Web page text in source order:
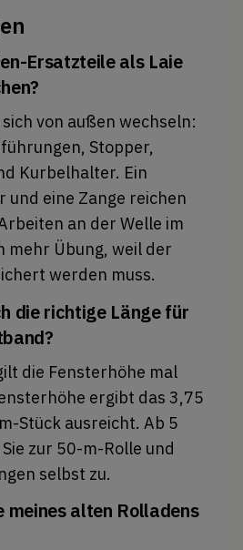
Ersatzteile als Laie
von außen wechseln:
Stopper,
Kurbelhalter. Ein
und eine Zange reichen
an der Welle im
mehr Übung, weil der
werden muss.
die richtige Länge für
die Fensterhöhe mal
ergibt das 3,75
Stück ausreicht. Ab 5
zur 50-m-Rolle und
selbst zu.
meines alten Rolladens